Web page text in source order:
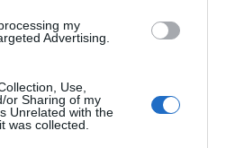
my
Advertising.
Use,
or Sharing of my
Unrelated with the
was collected.